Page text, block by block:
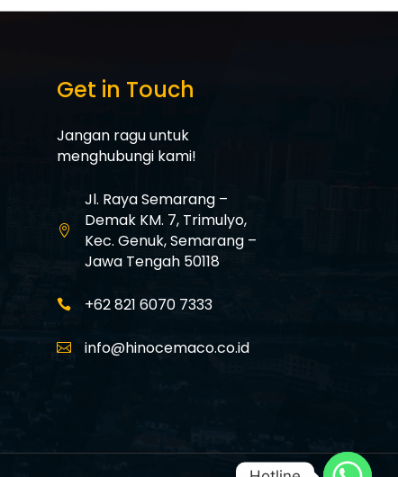
Get in Touch
Jangan ragu untuk
menghubungi kami!

Jl. Raya Semarang –
Demak KM. 7, Trimulyo,
Kec. Genuk,Semarang –
Jawa Tengah 50118
 +62 821 6070 7333
 info@hinocemaco.co.id